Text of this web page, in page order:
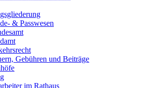
& Passwesen
Gebühren und Beiträge
im Rathaus